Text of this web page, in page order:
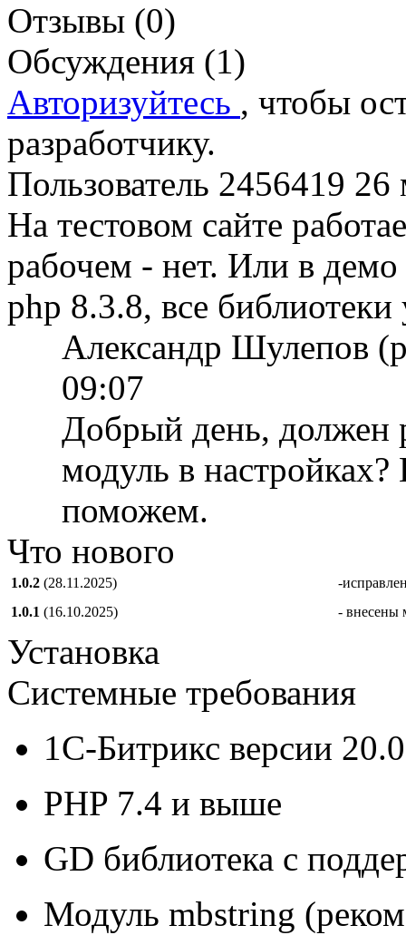
Отзывы (0)
Обсуждения (1)
Авторизуйтесь , чтобы
разработчику.
Пользователь 2456419 26
На тестовом сайте
рабочем - нет. Или в демо
php 8.3.8, все библиотеки
Александр Шулепов
09:07
Добрый день, должен
модуль в
поможем.
Что нового
1.0.2 (28.11.2025)
-
1.0.1 (16.10.2025) - внесены
Установка
Системные требования
1С-Битрикс версии
PHP 7.4 и выше
GD библиотека с
Модуль mbstring